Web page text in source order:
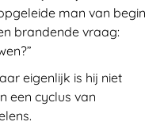
man van begin
brandende vraag:
eigenlijk is hij niet
een cyclus van